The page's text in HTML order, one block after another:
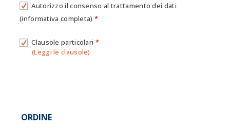
Autorizzo il consenso al trattamento dei dati
(informativa completa) *
Clausole particolari *
(Leggi le clausole)
ORDINE